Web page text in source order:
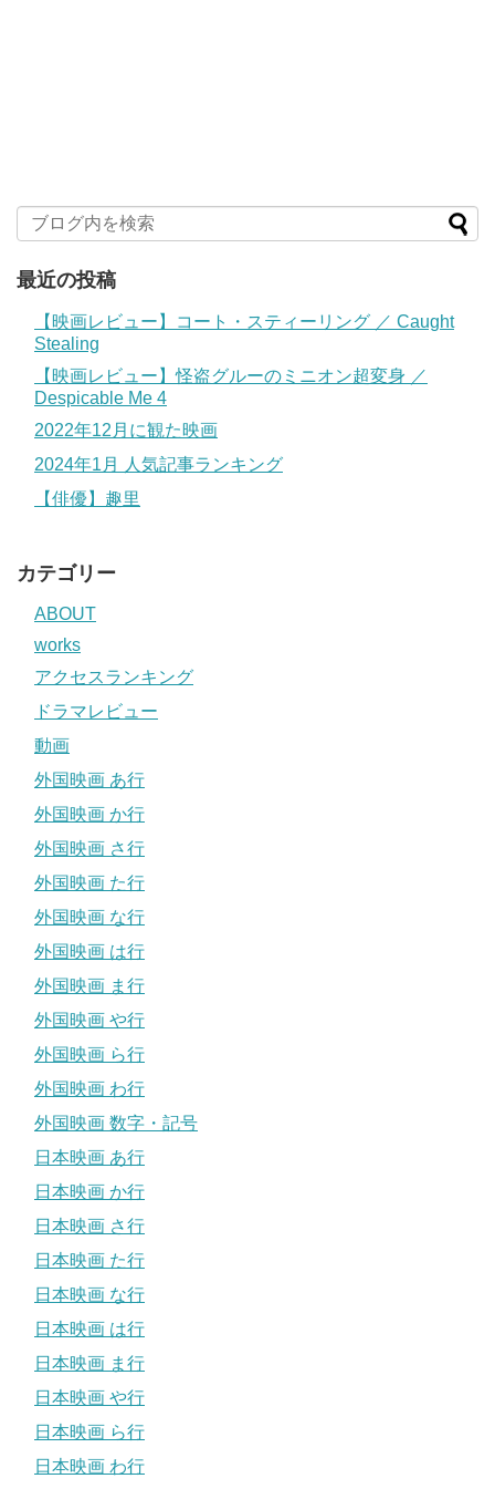
最近の投稿
【映画レビュー】コート・スティーリング ／ Caught
Stealing
【映画レビュー】怪盗グルーのミニオン超変身 ／
Despicable Me 4
2022年12月に観た映画
2024年1月 人気記事ランキング
【俳優】趣里
カテゴリー
ABOUT
works
アクセスランキング
ドラマレビュー
動画
外国映画 あ行
外国映画 か行
外国映画 さ行
外国映画 た行
外国映画 な行
外国映画 は行
外国映画 ま行
外国映画 や行
外国映画 ら行
外国映画 わ行
外国映画 数字・記号
日本映画 あ行
日本映画 か行
日本映画 さ行
日本映画 た行
日本映画 な行
日本映画 は行
日本映画 ま行
日本映画 や行
日本映画 ら行
日本映画 わ行